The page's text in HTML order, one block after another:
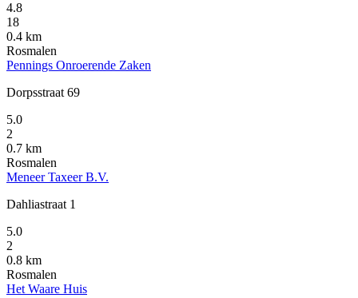
4.8
18
0.4 km
Rosmalen
Pennings Onroerende Zaken
Dorpsstraat 69
5.0
2
0.7 km
Rosmalen
Meneer Taxeer B.V.
Dahliastraat 1
5.0
2
0.8 km
Rosmalen
Het Waare Huis